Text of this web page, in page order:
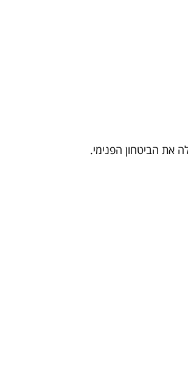
את הביטחון הפנימי.